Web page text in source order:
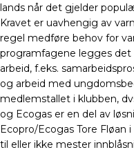
lands når det gjelder
Kravet er uavhengig av
regel medføre behov for
programfagene legges
arbeid, f.eks.
og arbeid med
medlemstallet i klubben,
og Ecogas er en del av
Ecopro/Ecogas Tore
til eller ikke mester